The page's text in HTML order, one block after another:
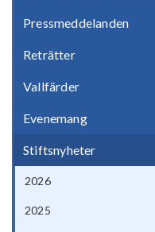
Pressmeddelanden
Reträtter
Vallfärder
Evenemang
Stiftsnyheter
2026
2025